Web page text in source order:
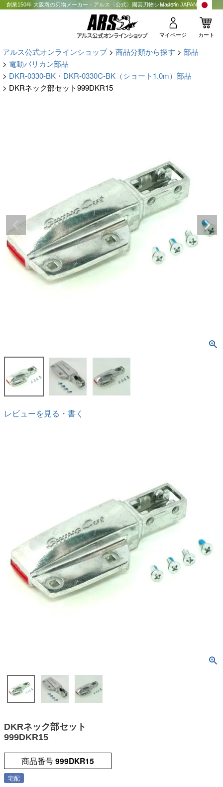
創業150年 大阪堺の刃物メーカー・アルス〈公式〉園芸刃物ショップMade in JAPAN
マイページ カート
アルス公式オンラインショップ 商品分類から探す
部品
電動バリカン部品
DKR-0330-BK・DKR-0330C-BK（ショート1.0m）部品
DKRネック部セット999DKR15
レビューを見る・書く
DKRネック部セット
999DKR15
商品番号999DKR15
宅配